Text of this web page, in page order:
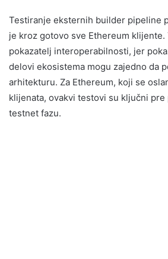
Testiranje eksternih builder pipeline
je kroz gotovo sve Ethereum klijente.
pokazatelj interoperabilnosti, jer
delovi ekosistema mogu zajedno da
arhitekturu. Za Ethereum, koji se
klijenata, ovakvi testovi su ključni pre
testnet fazu.